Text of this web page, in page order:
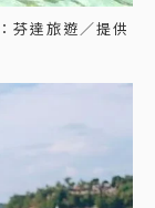
達旅遊／提供